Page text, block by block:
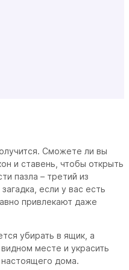
Сможете ли вы
и ставень, чтобы открыть
пазла – третий из
если у вас есть
привлекают даже
убирать в ящик, а
месте и украсить
дома.